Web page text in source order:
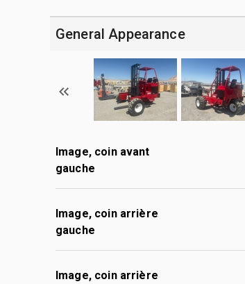
General Appearance
Image, coin avant
gauche
Image, coin arrière
gauche
Image, coin arrière